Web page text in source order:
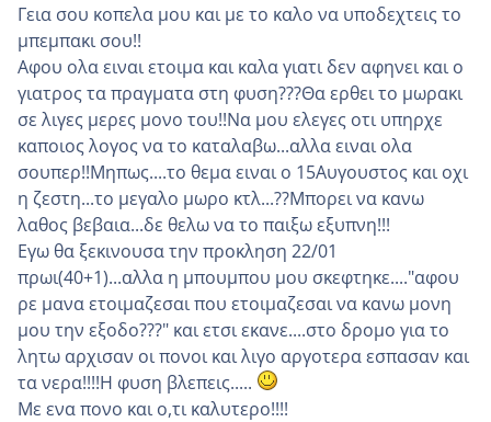
Γεια σου κοπελα μου και με το καλο να υποδεχτεις το
μπεμπακι σου!!
Αφου ολα ειναι ετοιμα και καλα γιατι δεν αφηνει και ο
γιατρος τα πραγματα στη φυση???Θα ερθει το μωρακι
σε λιγες μερες μονο του!!Να μου ελεγες οτι υπηρχε
καποιος λογος να το καταλαβω...αλλα ειναι ολα
σουπερ!!Μηπως....το θεμα ειναι ο 15Αυγουστος και οχι
η ζεστη...το μεγαλο μωρο κτλ...??Μπορει να κανω
λαθος βεβαια...δε θελω να το παιξω εξυπνη!!!
Εγω θα ξεκινουσα την προκληση 22/01
πρωι(40+1)...αλλα η μπουμπου μου σκεφτηκε...."αφου
ρε μανα ετοιμαζεσαι που ετοιμαζεσαι να κανω μονη
μου την εξοδο???" και ετσι εκανε....στο δρομο για το
λητω αρχισαν οι πονοι και λιγο αργοτερα εσπασαν και
τα νερα!!!!Η φυση βλεπεις.....
Με ενα πονο και ο,τι καλυτερο!!!!